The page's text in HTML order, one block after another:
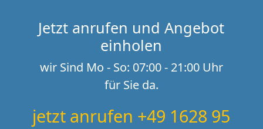
Jetzt anrufen und Angebot
einholen
wir Sind Mo - So: 07:00 - 21:00 Uhr
für Sie da.
jetzt anrufen +49 1628 95